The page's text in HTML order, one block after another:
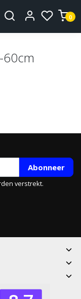
0
60cm
Abonneer
verstrekt.